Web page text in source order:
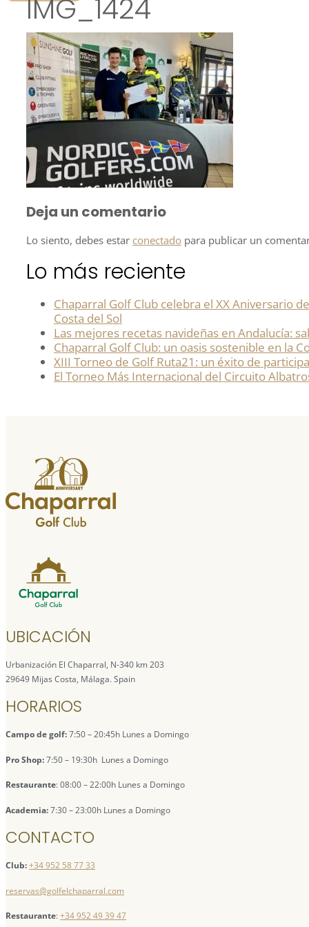
IMG_1424
Deja un comentario
Lo siento, debes estar conectado para publicar un
Lo más reciente
Chaparral Golf Club celebra el XX Aniversario
Costa del Sol​
Las mejores recetas navideñas en Andalucía:
Chaparral Golf Club: un oasis sostenible en la
XIII Torneo de Golf Ruta21: un éxito de
El Torneo Más Internacional del Circuito
UBICACIÓN
Urbanización El Chaparral, N-340 km 203
29649 Mijas Costa, Málaga. Spain
HORARIOS
Campo de golf:7:50 – 20:45h Lunes a Domingo
Pro Shop:7:50 – 19:30h Lunes a Domingo
Restaurante: 08:00 – 22:00h Lunes a Domingo
Academia:7:30 – 23:00h Lunes a Domingo
CONTACTO
Club:+34 952 58 77 33
reservas@golfelchaparral.com
Restaurante:+34 952 49 39 47